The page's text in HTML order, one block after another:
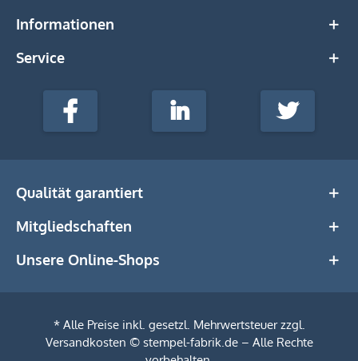
Informationen
Service
stempel-
Media
Facebook LinkedIn Twitter
Qualität garantiert
Mitgliedschaften
Unsere Online-Shops
* Alle Preise inkl. gesetzl. Mehrwertsteuer zzgl.
Versandkosten © stempel-fabrik.de – Alle Rechte